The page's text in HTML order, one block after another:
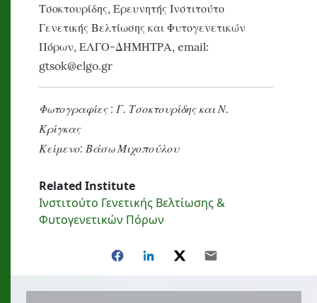
Τσοκτουρίδης, Ερευνητής Ινστιτούτο
Γενετικής Βελτίωσης και Φυτογενετικών
Πόρων, ΕΛΓΟ-ΔΗΜΗΤΡΑ,email:
gtsok@elgo.gr
Φωτογραφίες : Γ. Τσοκτουρίδης και Ν.
Κρίγκας
Κείμενο: Βάσω Μιχοπούλου
Related Institute
Ινστιτούτο Γενετικής Βελτίωσης &
Φυτογενετικών Πόρων